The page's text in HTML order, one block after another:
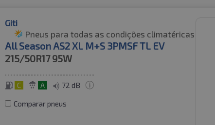
Giti
Pneus para todas as condições climatéricas
All Season AS2 XL M+S 3PMSF TL EV
215/50R1795W
C A 72 dB
Comparar pneus